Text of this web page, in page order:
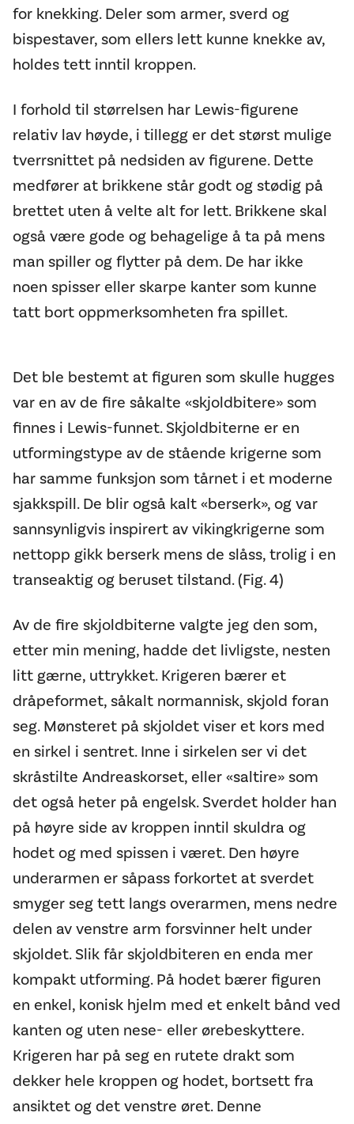
for knekking. Deler som armer, sverd og
bispestaver, som ellers lett kunne knekke av,
holdes tett inntil kroppen.
I forhold til størrelsen har Lewis-figurene
relativ lav høyde, i tillegg er det størst mulige
tverrsnittet på nedsiden av figurene. Dette
medfører at brikkene står godt og stødig på
brettet uten å velte alt for lett. Brikkene skal
også være gode og behagelige å ta på mens
man spiller og flytter på dem. De har ikke
noen spisser eller skarpe kanter som kunne
tatt bort oppmerksomheten fra spillet.
Det ble bestemt at figuren som skulle hugges
var en av de fire såkalte «skjoldbitere» som
finnes i Lewis-funnet. Skjoldbiterne er en
utformingstype av de stående krigerne som
har samme funksjon som tårnet i et moderne
sjakkspill. De blir også kalt «berserk», og var
sannsynligvis inspirert av vikingkrigerne som
nettopp gikk berserk mens de slåss, trolig i en
transeaktig og beruset tilstand. (Fig. 4)
Av de fire skjoldbiterne valgte jeg den som,
etter min mening, hadde det livligste, nesten
litt gærne, uttrykket. Krigeren bærer et
dråpeformet, såkalt normannisk, skjold foran
seg. Mønsteret på skjoldet viser et kors med
en sirkel i sentret. Inne i sirkelen ser vi det
skråstilte Andreaskorset, eller «saltire» som
det også heter på engelsk. Sverdet holder han
på høyre side av kroppen inntil skuldra og
hodet og med spissen i været. Den høyre
underarmen er såpass forkortet at sverdet
smyger seg tett langs overarmen, mens nedre
delen av venstre arm forsvinner helt under
skjoldet. Slik får skjoldbiteren en enda mer
kompakt utforming. På hodet bærer figuren
en enkel, konisk hjelm med et enkelt bånd ved
kanten og uten nese- eller ørebeskyttere.
Krigeren har på seg en rutete drakt som
dekker hele kroppen og hodet, bortsett fra
ansiktet og det venstre øret. Denne